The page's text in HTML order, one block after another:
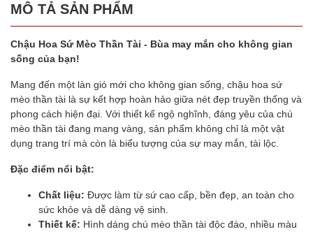
MÔ TẢ SẢN PHẨM
Chậu Hoa Sứ Mèo Thần Tài - Bùa may mắn cho không gian
sống của bạn!
Mang đến một làn gió mới cho không gian sống, chậu hoa sứ
mèo thần tài là sự kết hợp hoàn hảo giữa nét đẹp truyền thống và
phong cách hiện đại. Với thiết kế ngộ nghĩnh, đáng yêu của chú
mèo thần tài đang mang vàng, sản phẩm không chỉ là một vật
dụng trang trí mà còn là biểu tượng của sự may mắn, tài lộc.
Đặc điểm nổi bật:
Chất liệu: Được làm từ sứ cao cấp, bền đẹp, an toàn cho
sức khỏe và dễ dàng vệ sinh.
Thiết kế: Hình dáng chú mèo thần tài độc đáo, nhiều màu